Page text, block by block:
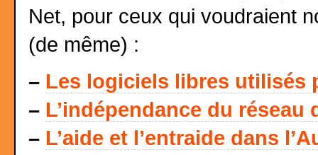
Net, pour ceux qui voudraient
(de même) :
– Les logiciels libres utilisés
– L’indépendance du réseau
– L’aide et l’entraide dans